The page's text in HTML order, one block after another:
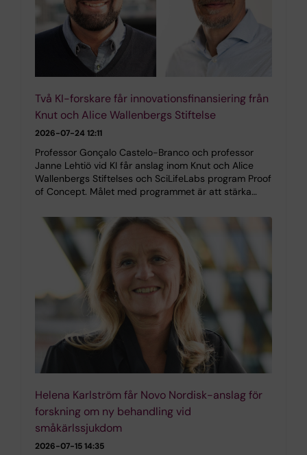
Två KI-forskare får innovationsfinansiering från
Knut och Alice Wallenbergs Stiftelse
2026-07-24 12:11
Professor Gonçalo Castelo-Branco och professor
Janne Lehtiö vid KI får anslag inom Knut och Alice
Wallenbergs Stiftelses och SciLifeLabs program Proof
of Concept. Målet med programmet är att stärka…
Helena Karlström får Novo Nordisk-anslag för
forskning om ny behandling vid
småkärlssjukdom
2026-07-15 14:35